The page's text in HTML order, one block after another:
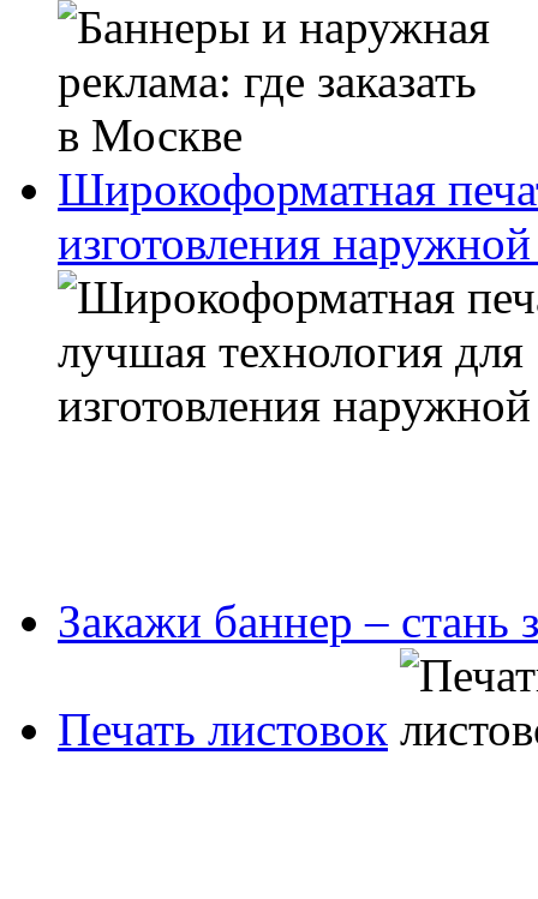
Широкоформатная
изготовления
Закажи баннер – стань
Печать листовок